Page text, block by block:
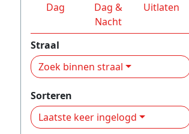
Dag
Dag &
Nacht
Uitlaten
Straal
Zoek binnen straal
Sorteren
Laatste keer ingelogd